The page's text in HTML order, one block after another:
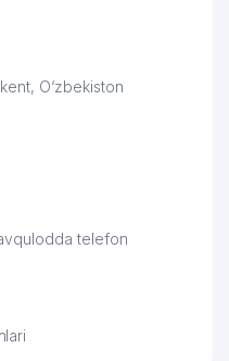
O‘zbekiston
telefon